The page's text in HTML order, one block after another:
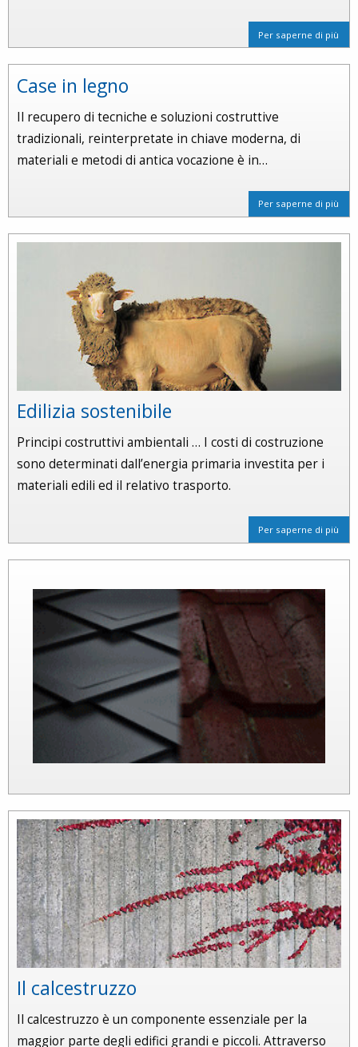
Per saperne di più
Case in legno
Il recupero di tecniche e soluzioni costruttive
tradizionali, reinterpretate in chiave moderna, di
materiali e metodi di antica vocazione è in…
Per saperne di più
Edilizia sostenibile
Principi costruttivi ambientali … I costi di costruzione
sono determinati dall’energia primaria investita per i
materiali edili ed il relativo trasporto.
Per saperne di più
Il calcestruzzo
Il calcestruzzo è un componente essenziale per la
maggior parte degli edifici grandi e piccoli. Attraverso